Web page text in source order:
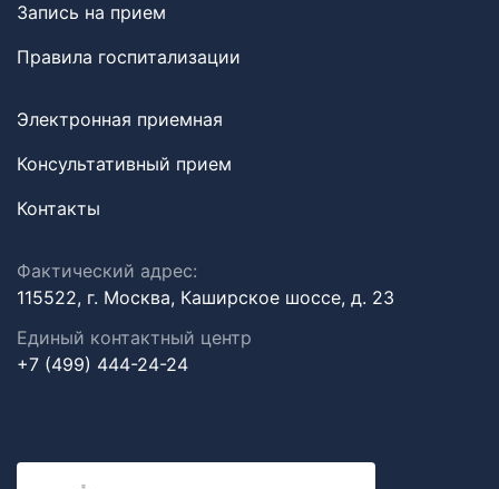
Запись на прием
Правила госпитализации
Электронная приемная
Консультативный прием
Контакты
Фактический адрес:
115522, г. Москва, Каширское шоссе, д. 23
Единый контактный центр
+7 (499) 444-24-24